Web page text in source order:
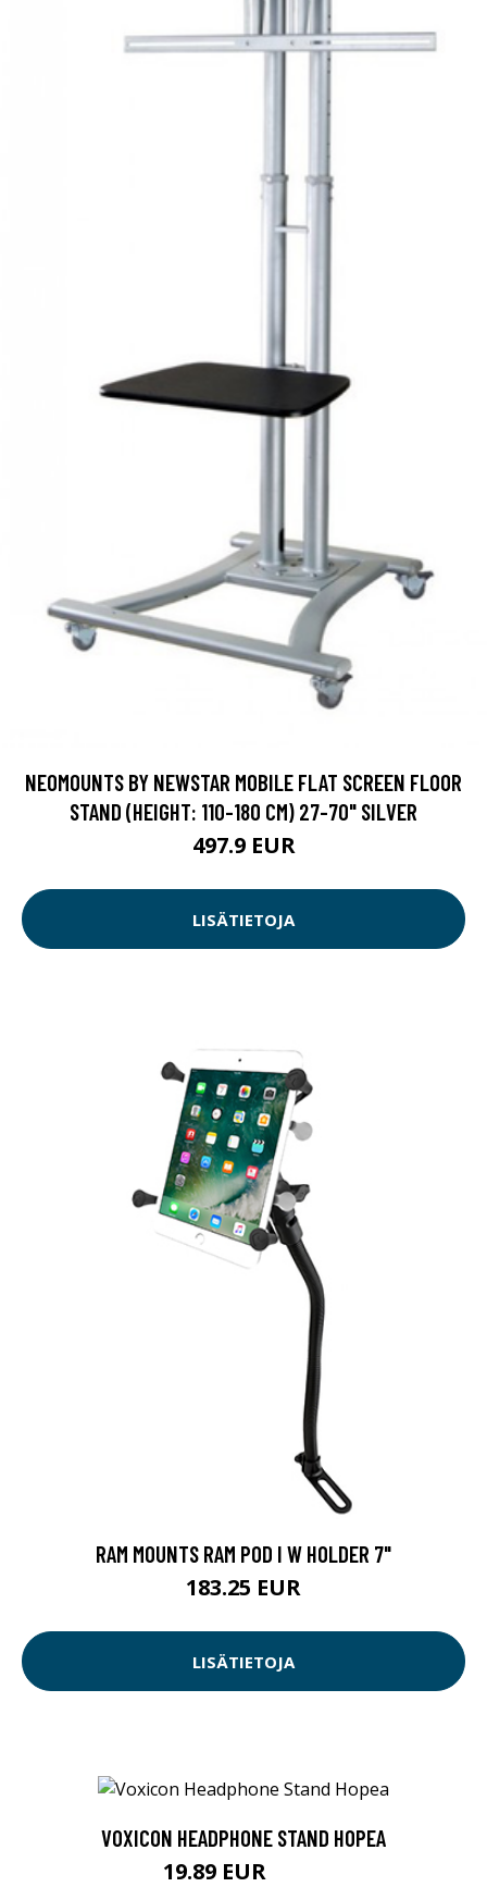
NEOMOUNTS BY NEWSTAR MOBILE FLAT SCREEN FLOOR
STAND (HEIGHT: 110-180 CM) 27-70" SILVER
497.9 EUR
LISÄTIETOJA
RAM MOUNTS RAM POD I W HOLDER 7"
183.25 EUR
LISÄTIETOJA
VOXICON HEADPHONE STAND HOPEA
19.89 EUR